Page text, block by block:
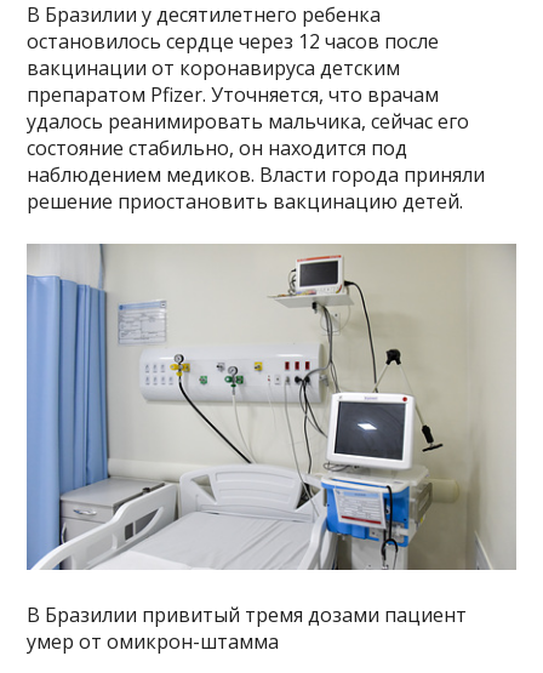
В Бразилии у десятилетнего ребенка
остановилось сердце через 12 часов после
вакцинации от коронавируса детским
препаратом Pfizer. Уточняется, что врачам
удалось реанимировать мальчика, сейчас его
состояние стабильно, он находится под
наблюдением медиков. Власти города приняли
решение приостановить вакцинацию детей.
В Бразилии привитый тремя дозами пациент
умер от омикрон-штамма